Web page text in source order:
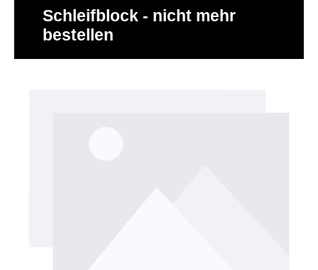
Schleifblock - nicht mehr
bestellen